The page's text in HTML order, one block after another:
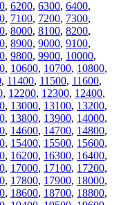
, 6200, 6300, 6400,
, 7100, 7200, 7300,
, 8000, 8100, 8200,
, 8900, 9000, 9100,
, 9800, 9900, 10000,
, 10600, 10700, 10800,
, 11400, 11500, 11600,
, 12200, 12300, 12400,
, 13000, 13100, 13200,
, 13800, 13900, 14000,
, 14600, 14700, 14800,
, 15400, 15500, 15600,
, 16200, 16300, 16400,
, 17000, 17100, 17200,
, 17800, 17900, 18000,
, 18600, 18700, 18800,